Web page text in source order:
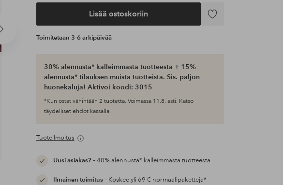
Seuraava
Lisää ostoskoriin
Lisää
Toimitetaan 3-6 arkipäivää
30% alennusta* kalleimmasta tuotteesta + 15%
alennusta* tilauksen muista tuotteista. Sis. paljon
huonekaluja! Aktivoi koodi: 3015
*Kun ostat vähintään 2 tuotetta. Voimassa 11.8. asti. Katso
täydelliset ehdot kassalla.
Tuoteilmoitus
Uusi asiakas?– 40% alennusta* kalleimmasta tuotteesta
Ilmainen toimitus– Koskee yli 69 € normaalipaketteja*